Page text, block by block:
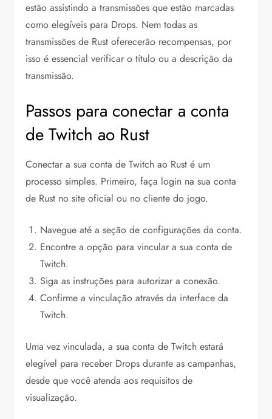
estão assistindo a transmissões que estão marcadas
como elegíveis para Drops. Nem todas as
transmissões de Rust oferecerão recompensas, por
isso é essencial verificar o título ou a descrição da
transmissão.
Passos para conectar a conta
de Twitch ao Rust
Conectar a sua conta de Twitch ao Rust é um
processo simples. Primeiro, faça login na sua conta
de Rust no site oficial ou no cliente do jogo.
Navegue até a seção de configurações da conta.
Encontre a opção para vincular a sua conta de
Twitch.
Siga as instruções para autorizar a conexão.
Confirme a vinculação através da interface da
Twitch.
Uma vez vinculada, a sua conta de Twitch estará
elegível para receber Drops durante as campanhas,
desde que você atenda aos requisitos de
visualização.